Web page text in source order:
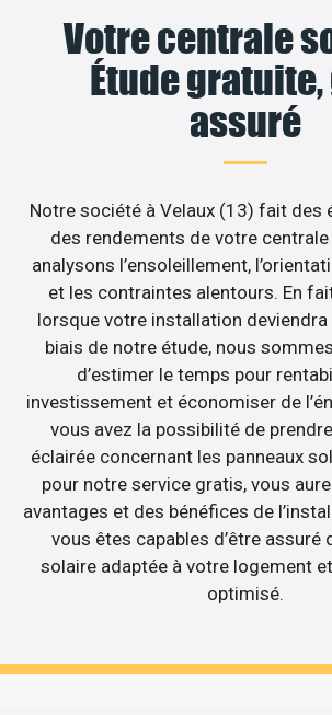
Votre centrale
Étude
assuré
Notre société à Velaux (13) fait des
des rendements de votre
analysons l’ensoleillement,
et les contraintes alentours. En
lorsque votre installation deviendra
biais de notre étude, nous
d’estimer le temps pour
investissement et économiser de
vous avez la possibilité de
éclairée concernant les panneaux
pour notre service gratis, vous
avantages et des bénéfices de
vous êtes capables d’être assuré
solaire adaptée à votre logement
optimisé.